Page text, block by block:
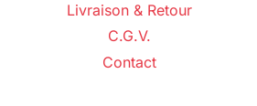
Livraison & Retour
C.G.V.
Contact